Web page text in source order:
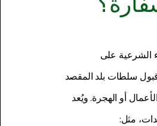
الشرعية على
سلطات بلد المقصد
أو الهجرة. ويُعد
مثل: